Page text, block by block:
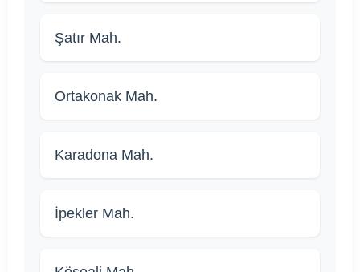
Şatır Mah.
Ortakonak Mah.
Karadona Mah.
İpekler Mah.